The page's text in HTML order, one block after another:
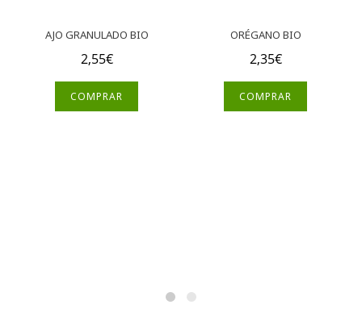
AJO GRANULADO BIO
2,55€
COMPRAR
ORÉGANO BIO
2,35€
COMPRAR